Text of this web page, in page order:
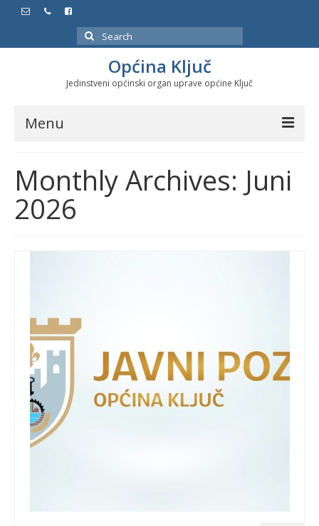
Search
for:
Općina Ključ
Jedinstveni općinski organ uprave općine Ključ
Menu
Službeni glasnici
Javne nabavke
Značajni datumi i manifestacije
Monthly Archives: Juni
2026